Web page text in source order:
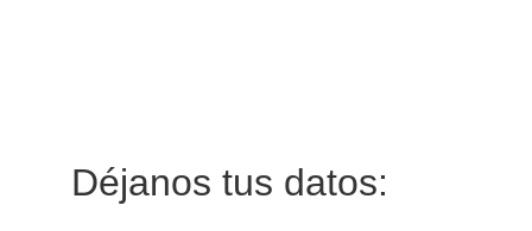
Déjanos tus datos: